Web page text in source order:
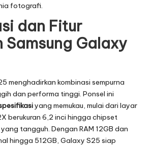
fotografi.
dan Fitur
Samsung Galaxy
menghadirkan kombinasi sempurna
dan performa tinggi. Ponsel ini
yang memukau, mulai dari layar
berukuran 6,2 inci hingga chipset
tangguh. Dengan RAM 12GB dan
hingga 512GB, Galaxy S25 siap